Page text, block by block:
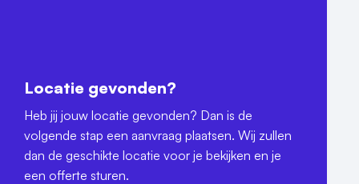
Locatie gevonden?
Heb jij jouw locatie gevonden? Dan is de
volgende stap een aanvraag plaatsen. Wij zullen
dan de geschikte locatie voor je bekijken en je
een offerte sturen.